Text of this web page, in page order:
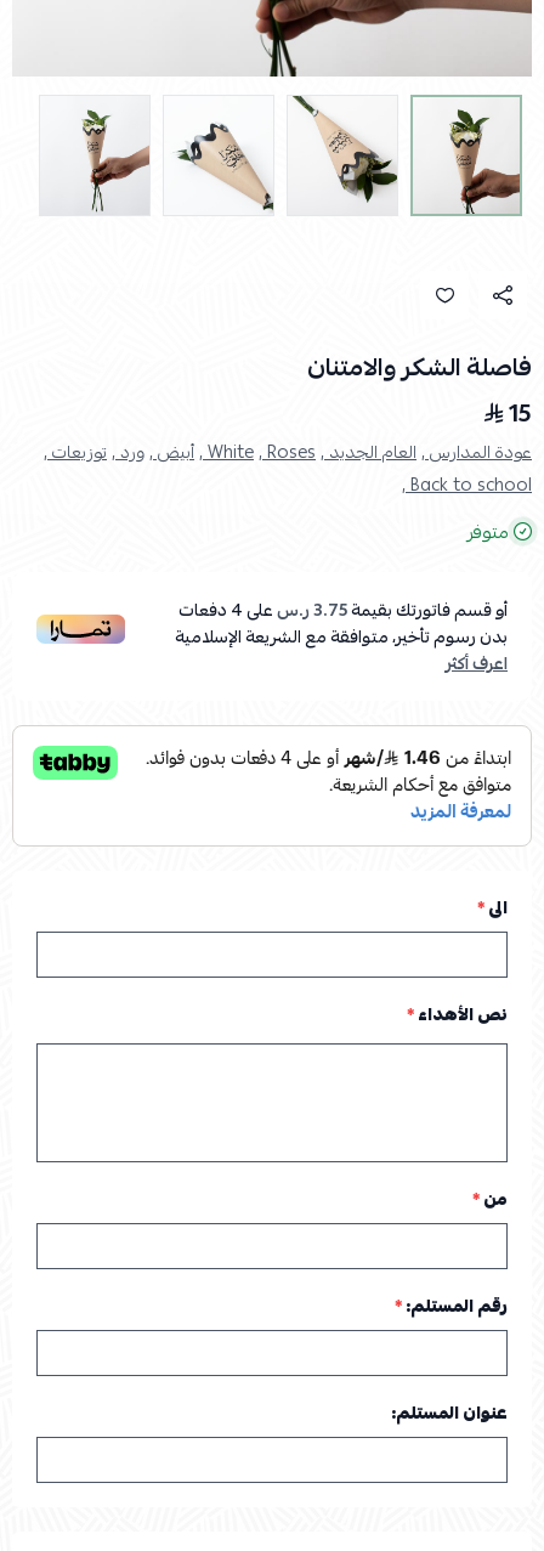
فاصلة الشكر والامتنان
15
عودة المدارس ,العام الجديد ,Roses ,
White , أبيض ,ورد ,توزيعات ,
Back to school ,
متوفر
أو قسم فاتورتك بقيمة3.75 ر.س على4دفعات
بدون رسوم تأخير، متوافقة مع الشريعة الإسلامية
اعرف أكثر
الى*
نص الأهداء*
من*
رقم المستلم:*
عنوان المستلم: